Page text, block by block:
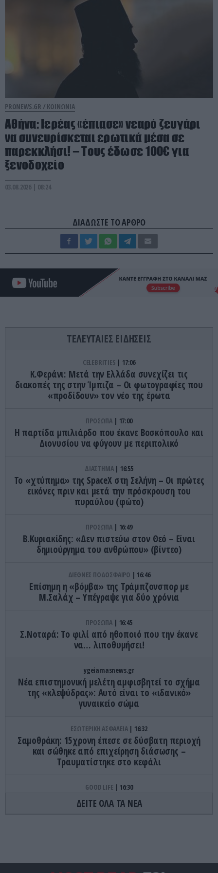
PRONEWS.GR / ΚΟΙΝΩΝΙΑ
Αθήνα: Ιερέας «έπιασε» νεαρό ζευγάρι
να συνευρίσκεται ερωτικά μέσα σε
παρεκκλήσι! – Τους έδωσε 100€ για
ξενοδοχείο
03.08.2026 | 08:24
ΔΙΑΔΩΣΤΕ ΤΟ ΑΡΘΡΟ
ΤΕΛΕΥΤΑΙΕΣ ΕΙΔΗΣΕΙΣ
CELEBRITIES 17:06
Κ.Φεράνι: Μετά την Ελλάδα συνεχίζει τις
διακοπές της στην Ίμπιζα – Οι φωτογραφίες που
«προδίδουν» τον νέο της έρωτα
ΠΡΟΣΩΠΑ 17:00
Η παρτίδα μπιλιάρδο που έκανε Βοσκόπουλο και
Διονυσίου να φύγουν με περιπολικό
ΔΙΑΣΤΗΜΑ 16:55
Το «χτύπημα» της SpaceX στη Σελήνη – Οι πρώτες
εικόνες πριν και μετά την πρόσκρουση του
πυραύλου (φώτο)
ΠΡΟΣΩΠΑ 16:49
Β.Κυριακίδης: «Δεν πιστεύω στον Θεό – Είναι
δημιούργημα του ανθρώπου» (βίντεο)
ΔΙΕΘΝΕΣ ΠΟΔΟΣΦΑΙΡΟ 16:46
Επίσημη η «βόμβα» της Τράμπζονσπορ με
Μ.Σαλάχ – Υπέγραψε για δύο χρόνια
ΠΡΟΣΩΠΑ 16:45
Σ.Νοταρά: Το φιλί από ηθοποιό που την έκανε
να… λιποθυμήσει!
ygeiamasnews.gr
Νέα επιστημονική μελέτη αμφισβητεί το σχήμα
της «κλεψύδρας»: Αυτό είναι το «ιδανικό»
γυναικείο σώμα
ΕΣΩΤΕΡΙΚΗ ΑΣΦΑΛΕΙΑ 16:32
Σαμοθράκη: 15χρονη έπεσε σε δύσβατη περιοχή
και σώθηκε από επιχείρηση διάσωσης –
Τραυματίστηκε στο κεφάλι
GOOD LIFE 16:30
Αυτό είναι το ποτό που αποφεύγουν οι μπάρμαν:
Ποιος είναι ο λόγος
ΔΕΙΤΕ ΟΛΑ ΤΑ ΝΕΑ